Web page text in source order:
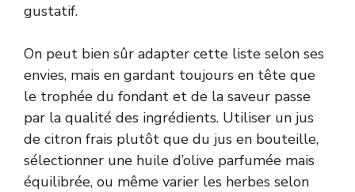
gustatif.
On peut bien sûr adapter cette liste selon ses
envies, mais en gardant toujours en tête que
le trophée du fondant et de la saveur passe
par la qualité des ingrédients. Utiliser un jus
de citron frais plutôt que du jus en bouteille,
sélectionner une huile d’olive parfumée mais
équilibrée, ou même varier les herbes selon